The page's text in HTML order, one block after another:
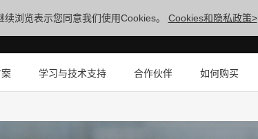
浏览表示您同意我们使用Cookies。 Cookies和隐私政策>
学习与技术支持 合作伙伴 如何购买